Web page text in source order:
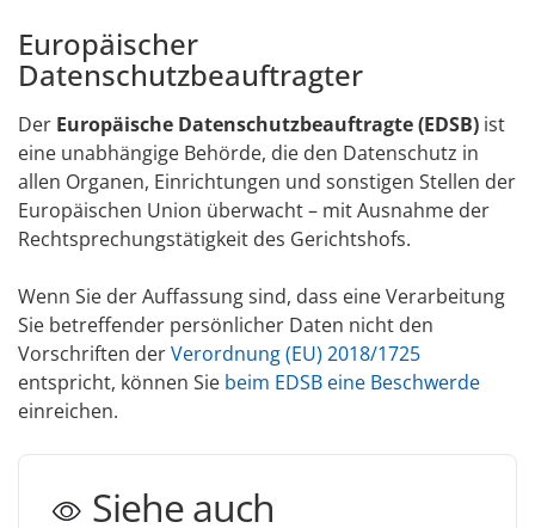
Europäischer
Datenschutzbeauftragter
Der Europäische Datenschutzbeauftragte (EDSB) ist
eine unabhängige Behörde, die den Datenschutz in
allen Organen, Einrichtungen und sonstigen Stellen der
Europäischen Union überwacht – mit Ausnahme der
Rechtsprechungstätigkeit des Gerichtshofs.
Wenn Sie der Auffassung sind, dass eine Verarbeitung
Sie betreffender persönlicher Daten nicht den
Vorschriften derVerordnung (EU) 2018/1725
entspricht, können Sie beim EDSB eine Beschwerde
einreichen.
Siehe auch